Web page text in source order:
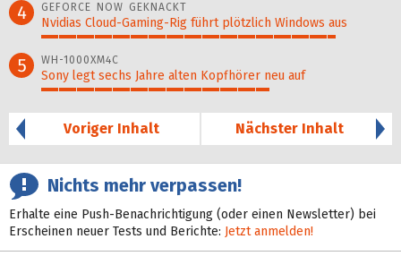
4 GEFORCE NOW GEKNACKT
Nvidias Cloud-Gaming-Rig führt plötzlich Windows aus
5 WH-1000XM4C
Sony legt sechs Jahre alten Kopfhörer neu auf
Voriger Inhalt
Nächster Inhalt
Nichts mehr verpassen!
Erhalte eine Push-Benachrichtigung (oder einen Newsletter) bei
Erscheinen neuer Tests und Berichte: Jetzt anmelden!